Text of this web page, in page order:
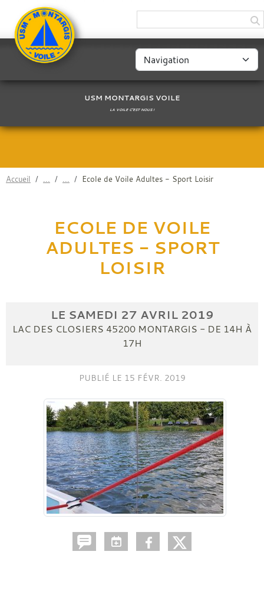
USM MONTARGIS VOILE
LA VOILE C'EST NOUS !
Accueil Ecole de Voile Adultes - Sport Loisir
ECOLE DE VOILE
ADULTES - SPORT
LOISIR
LE SAMEDI 27 AVRIL 2019
LAC DES CLOSIERS 45200 MONTARGIS - DE 14H À
17H
PUBLIÉ LE 15 FÉVR. 2019
Panneau de gestion des cookies